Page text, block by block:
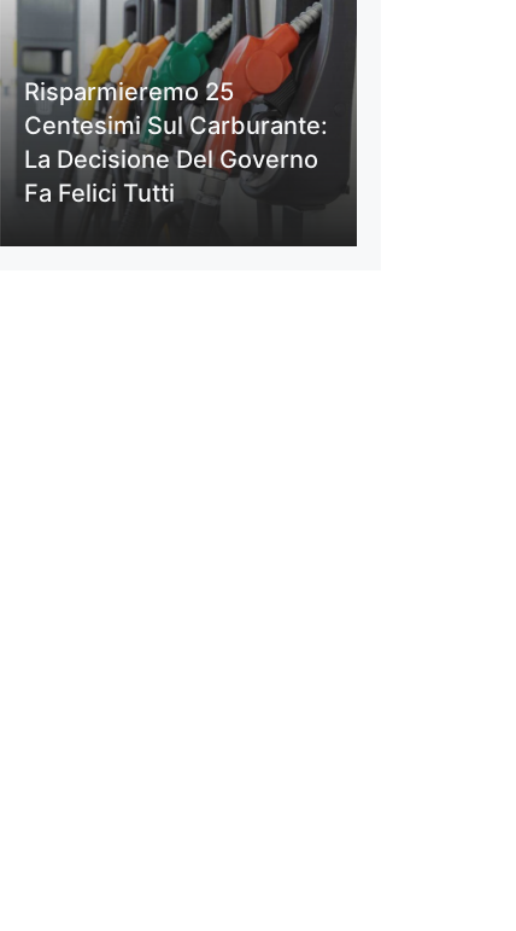
Risparmieremo 25
Centesimi Sul Carburante:
La Decisione Del Governo
Fa Felici Tutti